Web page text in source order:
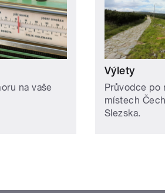
na vaše
Výlety
Průvodce po
místech
Slezska.